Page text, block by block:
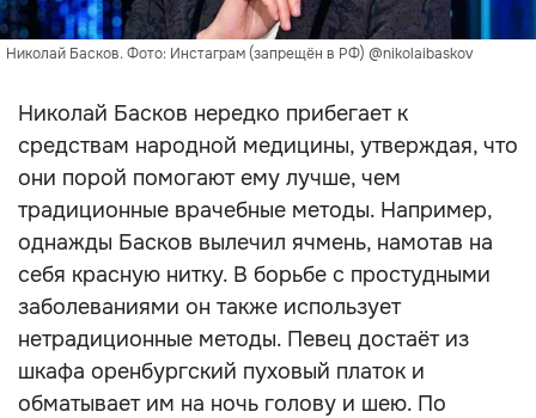
Николай Басков. Фото: Инстаграм (запрещён в РФ) @nikolaibaskov
Николай Басков нередко прибегает к
средствам народной медицины, утверждая, что
они порой помогают ему лучше, чем
традиционные врачебные методы. Например,
однажды Басков вылечил ячмень, намотав на
себя красную нитку. В борьбе с простудными
заболеваниями он также использует
нетрадиционные методы. Певец достаёт из
шкафа оренбургский пуховый платок и
обматывает им на ночь голову и шею. По